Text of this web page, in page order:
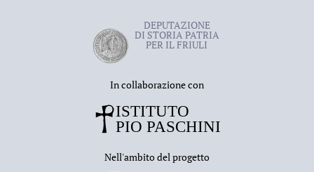
DEPUTAZIONE
DI STORIA PATRIA
PER IL FRIULI
In collaborazione con
Nell'ambito del progetto